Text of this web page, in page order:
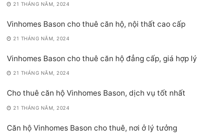
21 THÁNG NĂM, 2024
Vinhomes Bason cho thuê căn hộ, nội thất cao cấp
21 THÁNG NĂM, 2024
Vinhomes Bason cho thuê căn hộ đẳng cấp, giá hợp lý
21 THÁNG NĂM, 2024
Cho thuê căn hộ Vinhomes Bason, dịch vụ tốt nhất
21 THÁNG NĂM, 2024
Căn hộ Vinhomes Bason cho thuê, nơi ở lý tưởng